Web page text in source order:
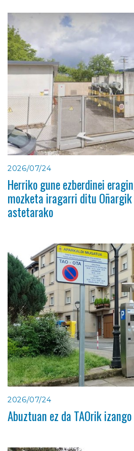
2026/07/24
Herriko gune ezberdinei
mozketa iragarri ditu
astetarako
2026/07/24
Abuztuan ez da TAOrik izango